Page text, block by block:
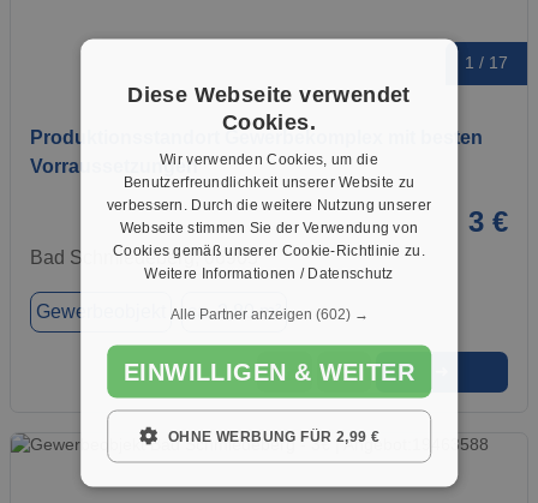
1 / 17
Produktionsstandort Gewerbekomplex mit besten
Vorraussetzungen
3 €
Bad Schmiedeberg, 06905
Gewerbeobjekt ca. 2,80 m²
★ ➦
Diese Webseite verwendet
Cookies.
Wir verwenden Cookies, um die
Benutzerfreundlichkeit unserer Website zu
verbessern. Durch die weitere Nutzung unserer
Webseite stimmen Sie der Verwendung von
Cookies gemäß unserer Cookie-Richtlinie zu.
Weitere Informationen / Datenschutz
Alle Partner anzeigen (602) →
EINWILLIGEN & WEITER
OHNE WERBUNG FÜR 2,99 €